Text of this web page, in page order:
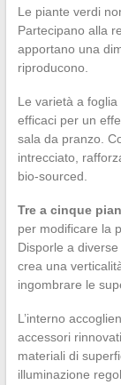
Le piante verdi
Partecipano alla
apportano una
riproducono.
Le varietà a
efficaci per un
sala da pranzo.
intrecciato,
bio-sourced.
Tre a cinque
per modificare la
Disporle a
crea una
ingombrare le
L’interno
accessori
materiali di
illuminazione